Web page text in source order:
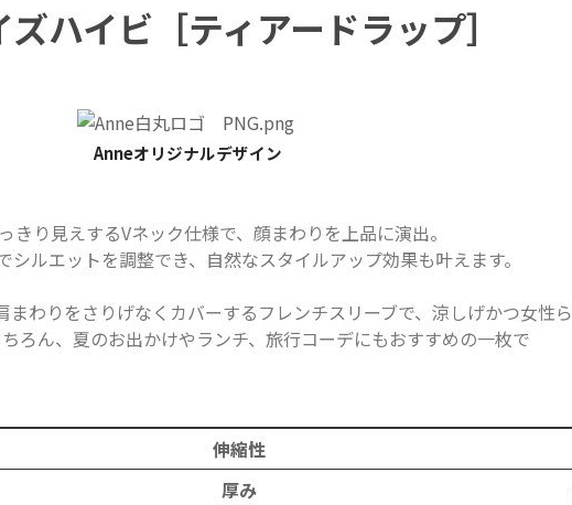
ズハイビ［ティアードラップ］
Anneオリジナルデザイン
きり見えするVネック仕様で、顔まわりを上品に演出。
シルエットを調整でき、自然なスタイルアップ効果も叶えます。
わりをさりげなくカバーするフレンチスリーブで、涼しげかつ女性
ろん、夏のお出かけやランチ、旅行コーデにもおすすめの一枚で
伸縮性
厚み